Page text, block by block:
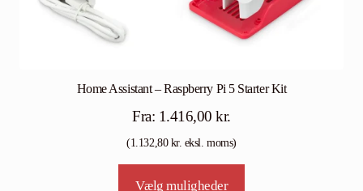
Home Assistant – Raspberry Pi 5 Starter Kit
Fra: 1.416,00kr.
(1.132,80kr. eksl. moms)
Vælg muligheder